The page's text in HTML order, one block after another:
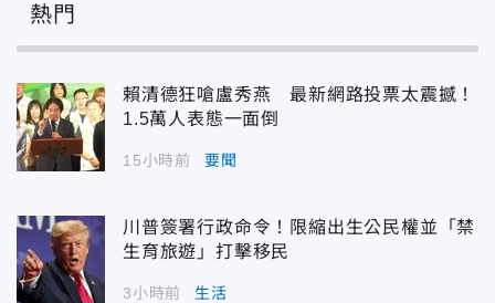
熱門
賴清德狂嗆盧秀燕 最新網路投票太震撼！
1.5萬人表態一面倒
15小時前 要聞
川普簽署行政命令！限縮出生公民權並「禁
生育旅遊」打擊移民
3小時前 生活